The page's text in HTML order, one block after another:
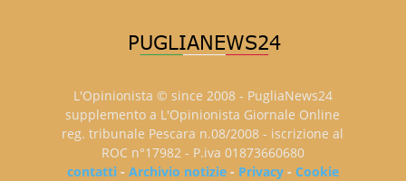
L'Opinionista © since 2008 - PugliaNews24
supplemento a L'Opinionista Giornale Online
reg. tribunale Pescara n.08/2008 - iscrizione al
ROC n°17982 - P.iva 01873660680
contatti- Archivio notizie- Privacy- Cookie